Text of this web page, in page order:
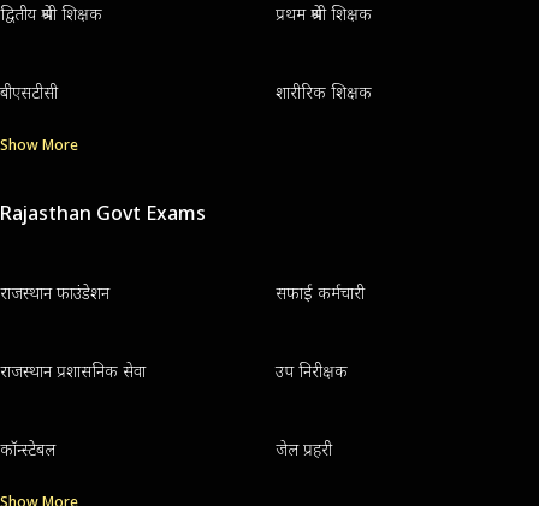
द्वितीय श्रेणी शिक्षक प्रथम श्रेणी शिक्षक
बीएसटीसी शारीरिक शिक्षक
Show More
Rajasthan Govt Exams
राजस्थान फाउंडेशन सफाई कर्मचारी
राजस्थान प्रशासनिक सेवा उप निरीक्षक
कॉन्स्टेबल जेल प्रहरी
Show More